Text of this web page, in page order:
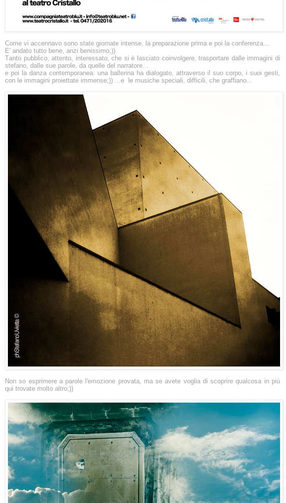
Come vi accennavo sono state giornate intense, la preparazione prima e poi la conferenza...
E' andato tutto bene, anzi benissimo;))
Tanto pubblico, attento, interessato, che si è lasciato coinvolgere, trasportare dalle immagini di
stefano, dalle sue parole, da quelle del narratore...
e poi la danza contemporanea: una ballerina ha dialogato, attraverso il suo corpo, i suoi gesti,
con le immagini proiettate immense;)) ...e le musiche speciali, difficili, che graffiano...
Non so esprimere a parole l'emozione provata, ma se avete voglia di scoprire qualcosa in più
qui trovate molto altro;))